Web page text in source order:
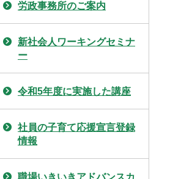
労政事務所のご案内
新社会人ワーキングセミナ
ー
令和5年度に実施した講座
社員の子育て応援宣言登録
情報
職場いきいきアドバンスカ